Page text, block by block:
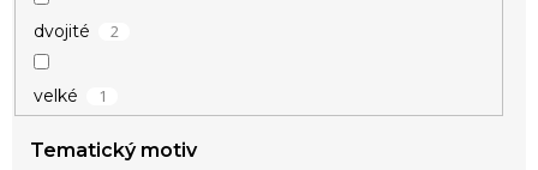
dvojité 2
velké 1
Tematický motiv